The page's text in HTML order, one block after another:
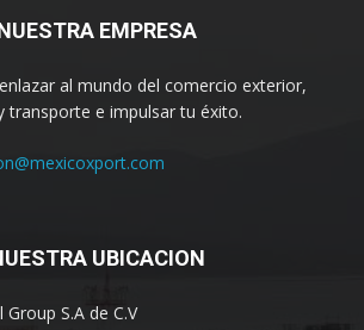
EMPRESA
al mundo del comercio exterior,
transporte e impulsar tu éxito.
UBICACION
S.A de C.V